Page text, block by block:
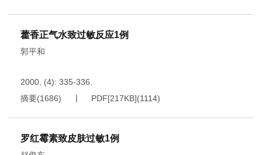
藿香正气水致过敏反应1例
郭平和
2000, (4): 335-336.
摘要(1686) PDF[217KB](1114)
罗红霉素致皮肤过敏1例